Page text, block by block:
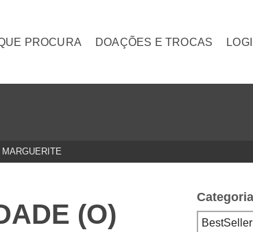
PROCURA DOAÇÕES E TROCAS
(O)